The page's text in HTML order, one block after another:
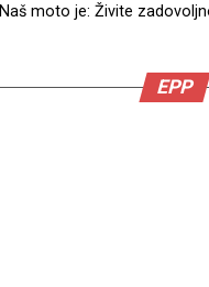
Naš moto je: Živite
EPP